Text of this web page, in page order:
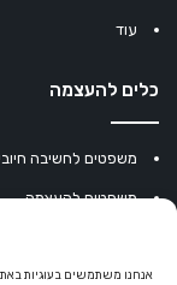
אנחנו משתמשים בעוגיות
עוד
כלים להעצמה
משפטים לחשיבה
משפטים להעצמה
מחשבון נומרולוגיה